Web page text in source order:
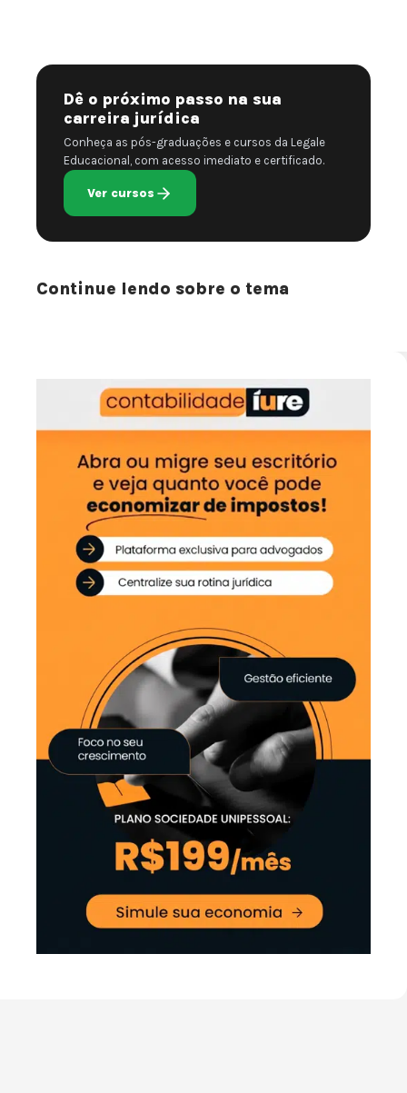
Dê o próximo passo na sua
carreira jurídica
Conheça as pós-graduações e cursos da Legale
Educacional, com acesso imediato e certificado.
Ver cursos
Continue lendo sobre o tema